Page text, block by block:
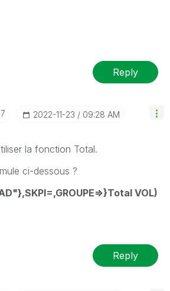
Reply
‎2022-11-23 09:28 AM
la fonction Total.
ci-dessous ?
VOL)
Reply